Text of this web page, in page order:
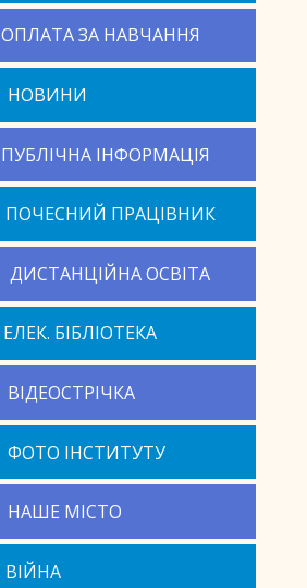
ОПЛАТА ЗА НАВЧАННЯ
НОВИНИ
ПУБЛІЧНА ІНФОРМАЦІЯ
ПОЧЕСНИЙ ПРАЦІВНИК
ДИСТАНЦІЙНА ОСВІТА
ЕЛЕК. БІБЛІОТЕКА
ВІДЕОСТРІЧКА
ФОТО ІНСТИТУТУ
НАШЕ МІСТО
ВІЙНА